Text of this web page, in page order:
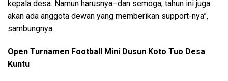
kepala desa. Namun harusnya–dan semoga, tahun ini juga
akan ada anggota dewan yang memberikan support-nya”,
sambungnya.
Open Turnamen Football Mini Dusun Koto Tuo Desa
Kuntu